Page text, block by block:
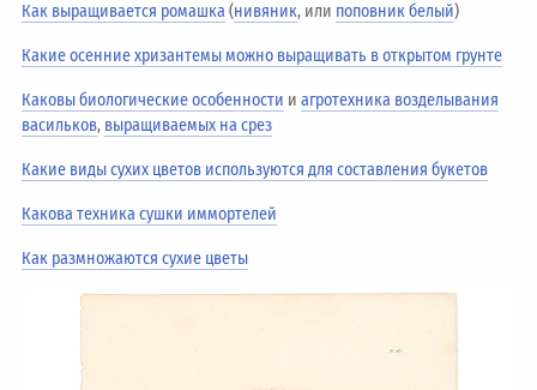
Как выращивается ромашка(нивяник, или поповник белый)
Какие осенние хризантемы можно выращивать в открытом грунте
Каковы биологические особенности иагротехника возделывания
васильков, выращиваемых на срез
Какие виды сухих цветов используются для составления букетов
Какова техника сушки иммортелей
Как размножаются сухие цветы